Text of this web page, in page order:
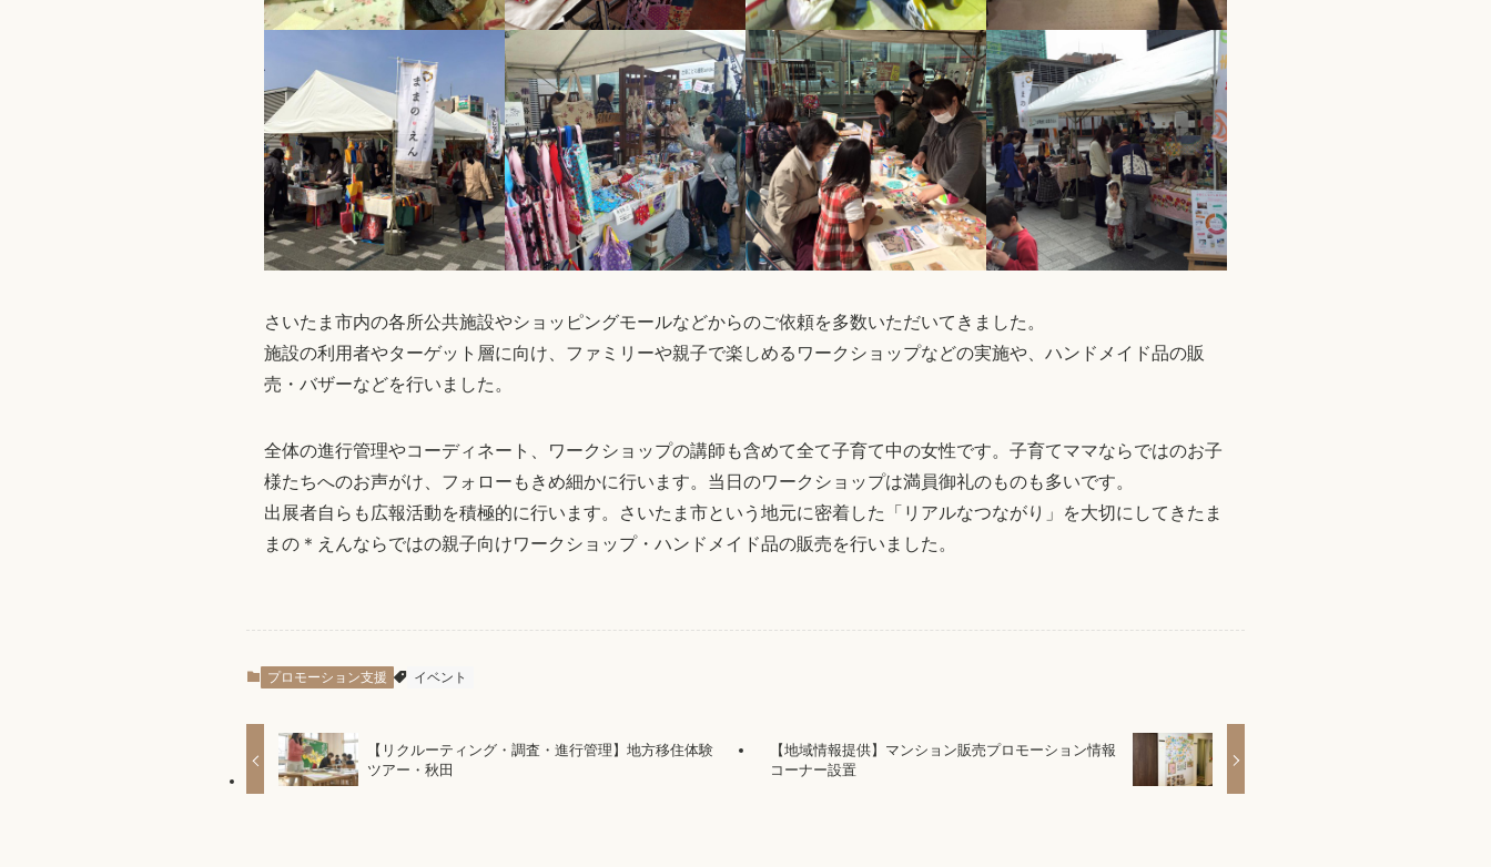
さいたま市内の各所公共施設やショッピングモールなどからのご依頼を多数いただいてきました。
施設の利用者やターゲット層に向け、ファミリーや親子で楽しめるワークショップなどの実施や、ハンドメイド品の販
売・バザーなどを行いました。
全体の進行管理やコーディネート、ワークショップの講師も含めて全て子育て中の女性です。子育てママならではのお子
様たちへのお声がけ、フォローもきめ細かに行います。当日のワークショップは満員御礼のものも多いです。
出展者自らも広報活動を積極的に行います。さいたま市という地元に密着した「リアルなつながり」を大切にしてきたま
まの＊えんならではの親子向けワークショップ・ハンドメイド品の販売を行いました。
プロモーション支援 イベント
【リクルーティング・調査・進行管理】地方移住体験
ツアー・秋田
【地域情報提供】マンション販売プロモーション情報
コーナー設置